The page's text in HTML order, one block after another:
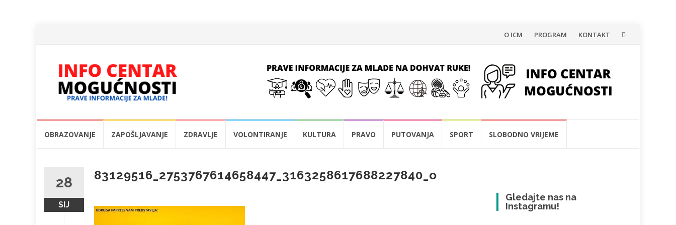
Skip
content
O ICM PROGRAM KONTAKT
OBRAZOVANJE ZAPOŠLJAVANJE ZDRAVLJE VOLONTIRANJE KULTURA PRAVO PUTOVANJA SPORT SLOBODNO VRIJEME
28
SIJ
83129516_2753767614658447_3163258617688227840_o
Gledajte nas na
Instagramu!